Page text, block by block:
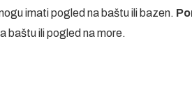
imati pogled na baštu ili bazen.
baštu ili pogled na more.